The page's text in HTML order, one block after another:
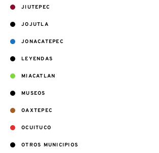
JIUTEPEC
JOJUTLA
JONACATEPEC
LEYENDAS
MIACATLAN
MUSEOS
OAXTEPEC
OCUITUCO
OTROS MUNICIPIOS